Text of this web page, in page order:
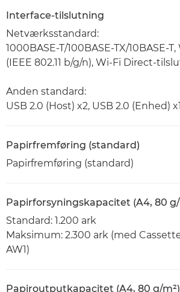
Interface-tilslutning
Netværksstandard:
1000BASE-T/100BASE-TX/10BASE-
(IEEE 802.11 b/g/n), Wi-Fi Direct-
Anden standard:
USB 2.0 (Host) x2, USB 2.0 (Enhed) x1
Papirfremføring (standard)
Papirfremføring (standard)
Papirforsyningskapacitet (A4, 80 g/
Standard: 1.200 ark
Maksimum: 2.300 ark (med
AW1)
Papiroutputkapacitet (A4, 80 g/m²)